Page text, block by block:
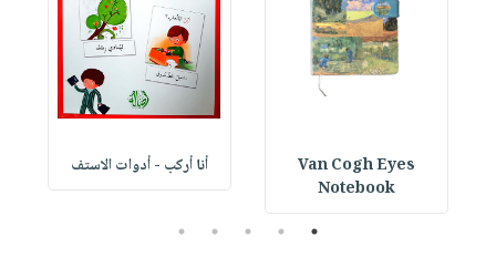
Van Cogh Eyes
Notebook
أنا أركب - أدوات الاستف
1
2
3
4
5